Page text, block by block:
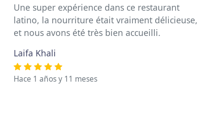
Une super expérience dans ce restaurant
latino, la nourriture était vraiment délicieuse,
et nous avons été très bien accueilli.
Laifa Khali
Hace 1 años y 11 meses